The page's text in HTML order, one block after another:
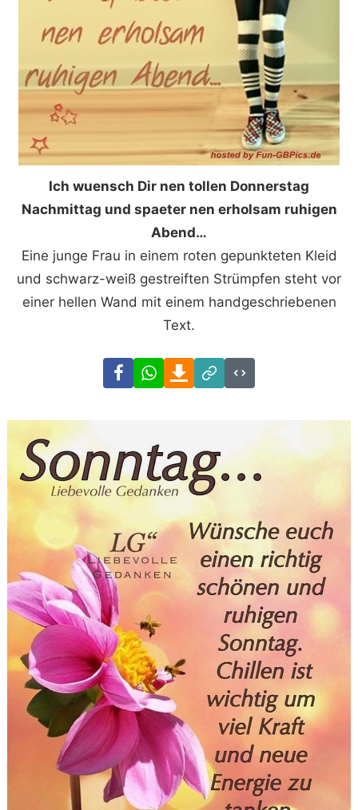
Ich wuensch Dir nen tollen Donnerstag
Nachmittag und spaeter nen erholsam ruhigen
Abend…
Eine junge Frau in einem roten gepunkteten Kleid
und schwarz-weiß gestreiften Strümpfen steht vor
einer hellen Wand mit einem handgeschriebenen
Text.
FacebookWhatsAppDownload
Link
Code